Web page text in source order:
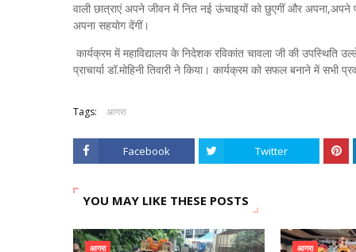
वाली छात्राएं अपने जीवन में नित नई ऊंचाइयों को छुएगीं और अपना,अपने
अपना सहयोग देंगीं।
कार्यक्रम में महाविद्यालय के निदेशक रविकांत चावला जी की उपस्थिति
प्राचार्या डॉ.मोहिनी तिवारी ने किया। कार्यक्रम को सफल बनाने में सभी
Tags: आगरा
Facebook Twitter
YOU MAY LIKE THESE POSTS
आगरा आगरा